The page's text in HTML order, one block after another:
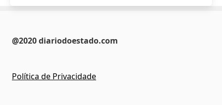
@2020 diariodoestado.com
Política de Privacidade